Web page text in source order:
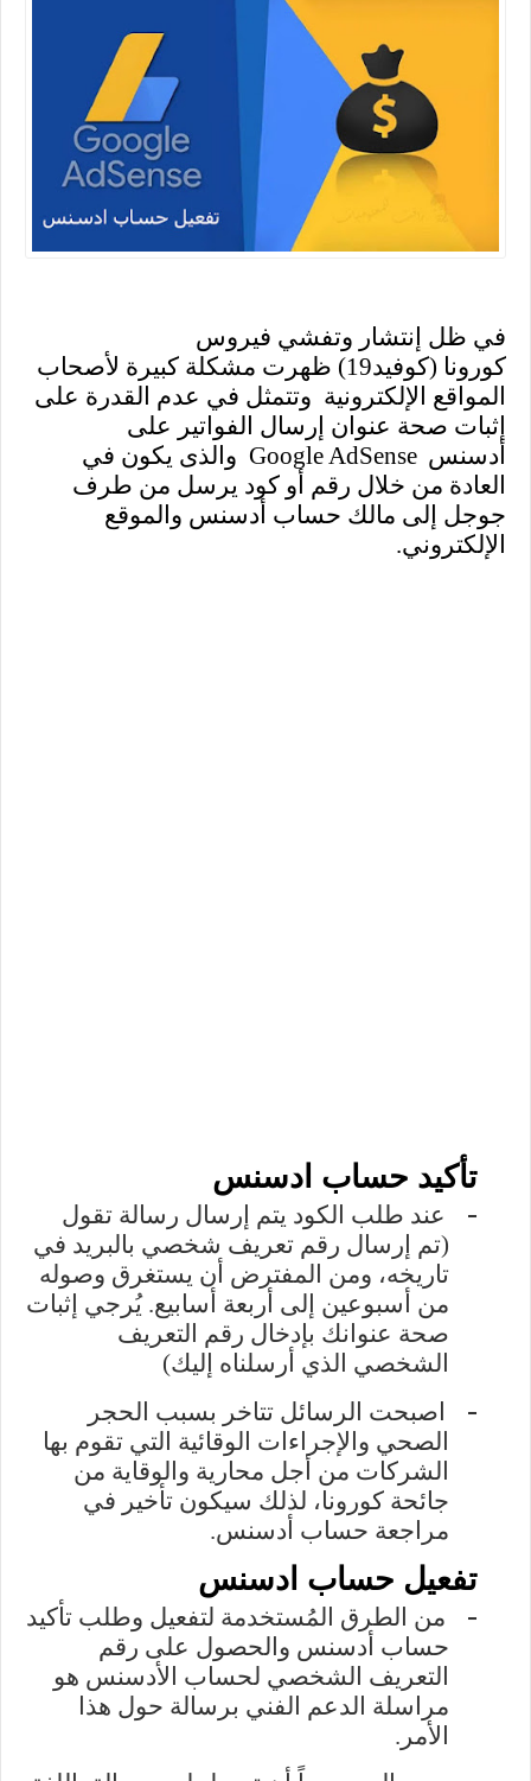
في ظل إنتشار وتفشي فيروس
كورونا
(كوفيد19) ظهرت مشكلة كبيرة لأصحاب
المواقع الإلكترونية وتتمثل في عدم القدرة على
إثبات صحة عنوان إرسال الفواتير على
أدسنس Google AdSense والذى يكون في
العادة من خلال رقم أو كود يرسل من طرف
جوجل إلى مالك حساب أدسنس والموقع
الإلكتروني.
تأكيد حساب ادسنس
-
عند طلب الكود يتم إرسال رسالة تقول
(تم إرسال رقم تعريف شخصي بالبريد في
تاريخه، ومن المفترض أن يستغرق وصوله
من أسبوعين إلى أربعة أسابيع. يُرجي إثبات
صحة عنوانك بإدخال رقم التعريف
الشخصي الذي أرسلناه إليك)
-
اصبحت الرسائل تتاخر بسبب الحجر
الصحي والإجراءات الوقائية التي تقوم بها
الشركات من أجل محارية والوقاية من
جائحة كورونا، لذلك سيكون تأخير في
مراجعة حساب أدسنس.
تفعيل حساب ادسنس
-
من الطرق المُستخدمة لتفعيل وطلب تأكيد
حساب أدسنس والحصول على رقم
التعريف الشخصي لحساب الأدسنس هو
مراسلة الدعم الفني برسالة حول هذا
الأمر .